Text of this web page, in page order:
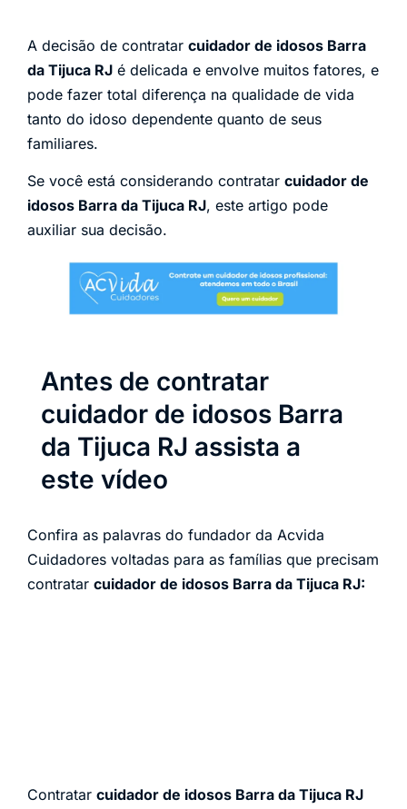
A decisão de contratar cuidador de idosos Barra
da Tijuca RJ é delicada e envolve muitos fatores, e
pode fazer total diferença na qualidade de vida
tanto do idoso dependente quanto de seus
familiares.
Se você está considerando contratar cuidador de
idosos Barra da Tijuca RJ, este artigo pode
auxiliar sua decisão.
Antes de contratar
cuidador de idosos Barra
da Tijuca RJ assista a
este vídeo
Confira as palavras do fundador da Acvida
Cuidadores voltadas para as famílias que precisam
contratar cuidador de idosos Barra da Tijuca RJ:
Contratar cuidador de idosos Barra da Tijuca RJ